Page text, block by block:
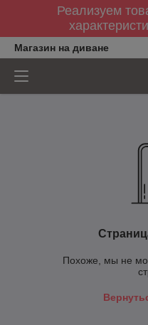
Реализуем
Магазин на диване
Похоже, мы не